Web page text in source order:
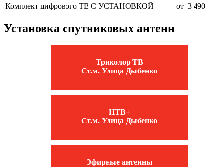
Комплект цифрового ТВ С УСТАНОВКОЙ
от 3 490
Установка спутниковых антенн
Триколор ТВ
Ст.м. Улица Дыбенко
НТВ+
Ст.м. Улица Дыбенко
Эфирные антенны